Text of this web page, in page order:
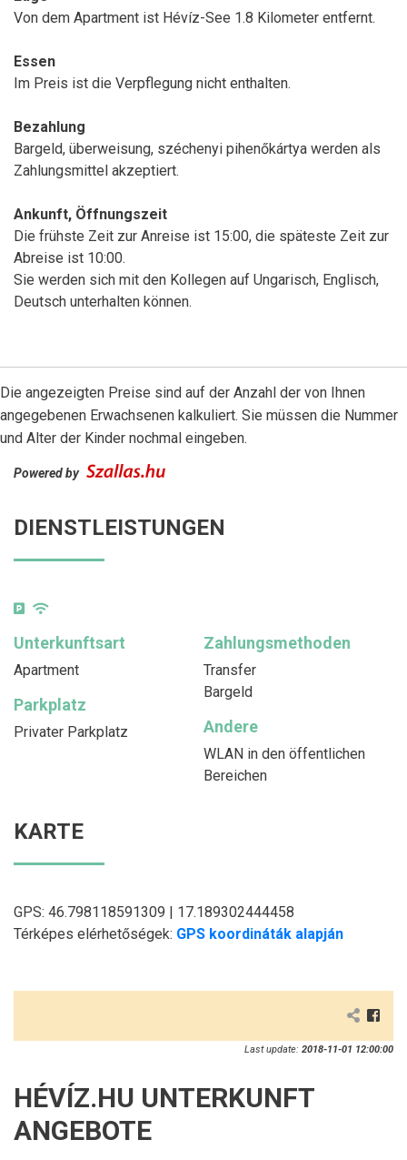
Von dem Apartment ist Hévíz-See 1.8 Kilometer entfernt.
Essen
Im Preis ist die Verpflegung nicht enthalten.
Bezahlung
Bargeld, überweisung, széchenyi pihenőkártya werden als
Zahlungsmittel akzeptiert.
Ankunft, Öffnungszeit
Die frühste Zeit zur Anreise ist 15:00, die späteste Zeit zur
Abreise ist 10:00.
Sie werden sich mit den Kollegen auf Ungarisch, Englisch,
Deutsch unterhalten können.
Die angezeigten Preise sind auf der Anzahl der von Ihnen
angegebenen Erwachsenen kalkuliert. Sie müssen die Nummer
und Alter der Kinder nochmal eingeben.
Powered by
DIENSTLEISTUNGEN
Unterkunftsart
Apartment
Zahlungsmethoden
Transfer
Bargeld
Parkplatz
Privater Parkplatz Andere
WLAN in den öffentlichen
Bereichen
KARTE
GPS: 46.798118591309 | 17.189302444458
Térképes elérhetőségek: GPS koordináták alapján
Last update: 2018-11-01 12:00:00
HÉVÍZ.HU UNTERKUNFT
ANGEBOTE